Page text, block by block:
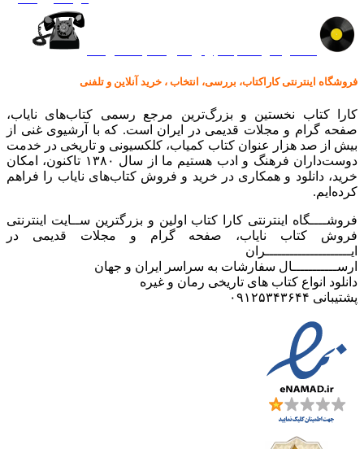
فروشگاه اینترنتی کاراکتاب، بررسی، انتخاب ، خرید آنلاین و تلفنی
کارا کتاب نخستین و بزرگ‌ترین مرجع رسمی کتاب‌های نایاب،
صفحه گرام و مجلات قدیمی در ایران است. که با آرشیوی غنی از
بیش از صد هزار عنوان کتاب کمیاب، کلکسیونی و تاریخی در خدمت
دوست‌داران فرهنگ و ادب هستیم ما از سال ۱۳۸۰ تاکنون، امکان
خرید، دانلود و همکاری در خرید و فروش کتاب‌های نایاب را فراهم
کرده‌ایم.
فروشــــگاه اینترنتی کارا کتاب اولین و بزرگترین ســایت اینترنتی
فروش کتاب نایاب، صفحه گرام و مجلات قدیمی در
ایـــــــــــــــــــــران
ارســـــــــــال سفارشات به سراسر ایران و جهان
دانلود انواع کتاب های تاریخی رمان و غیره
پشتیبانی ۰۹۱۲۵۳۴۳۶۴۴